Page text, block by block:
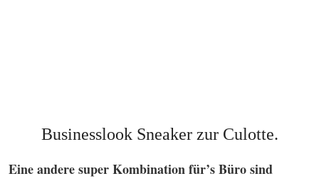
Businesslook Sneaker zur Culotte.
Eine andere super Kombination für’s Büro sind